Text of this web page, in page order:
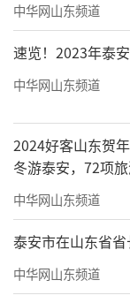
中华网山东频道
速览！2023年泰
中华网山东频道
2024好客山东贺
冬游泰安，72项
中华网山东频道
泰安市在山东省
中华网山东频道